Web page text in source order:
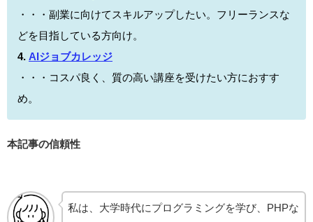
・・・副業に向けてスキルアップしたい。フリーランスな
どを目指している方向け。
4. AIジョブカレッジ
・・・コスパ良く、質の高い講座を受けたい方におすす
め。
本記事の信頼性
私は、大学時代にプログラミングを学び、PHPな